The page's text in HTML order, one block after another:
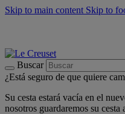
Skip to main content Skip to
Buscar
¿Está seguro de que quiere
Su cesta estará vacía en el
nosotros guardaremos su